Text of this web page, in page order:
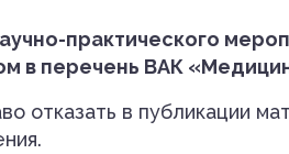
практического
в перечень ВАК
отказать в публикации